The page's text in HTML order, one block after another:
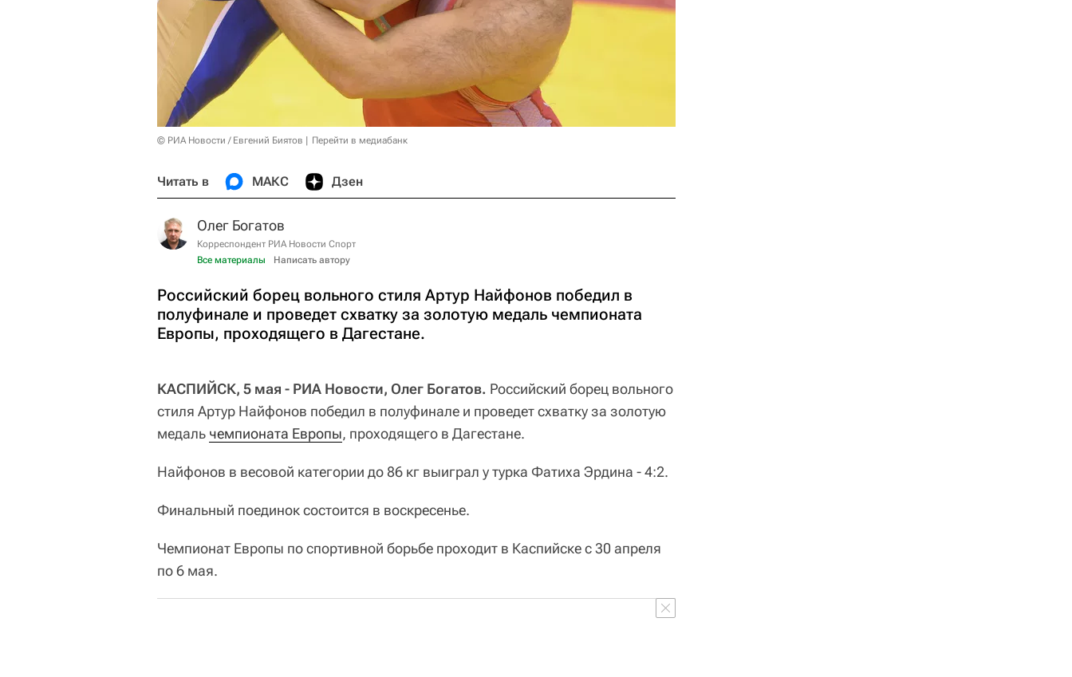
© РИА Новости / Евгений Биятов Перейти в медиабанк
Читать в МАКС Дзен
Олег Богатов
Корреспондент РИА Новости Спорт
Все материалы
Написать автору
Российский борец вольного стиля Артур Найфонов победил в
полуфинале и проведет схватку за золотую медаль чемпионата
Европы, проходящего в Дагестане.
КАСПИЙСК, 5 мая - РИА Новости, Олег Богатов. Российский борец вольного
стиля Артур Найфонов победил в полуфинале и проведет схватку за золотую
медаль чемпионата Европы, проходящего в Дагестане.
Найфонов в весовой категории до 86 кг выиграл у турка Фатиха Эрдина - 4:2.
Финальный поединок состоится в воскресенье.
Чемпионат Европы по спортивной борьбе проходит в Каспийске с 30 апреля
по 6 мая.